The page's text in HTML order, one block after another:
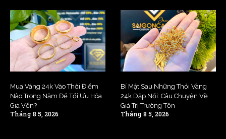
Mua Vàng 24k Vào Thời Điểm
Nào Trong Năm Để Tối Ưu Hóa
Giá Vốn?
Tháng 8 5, 2026
Bí Mật Sau Những Thỏi Vàng
24k Dập Nổi: Câu Chuyện Về
Giá Trị Trường Tồn
Tháng 8 5, 2026